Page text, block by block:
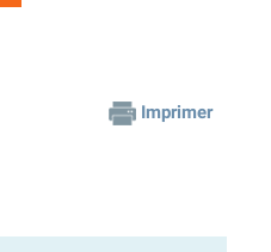
Imprimer